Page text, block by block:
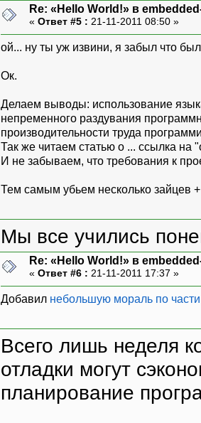
Re: «Hello World!» в
« Ответ #5 : 21-11-2011 08:50 »
ой... ну ты уж извини, я забыл что
Ок.
Делаем выводы: использование
непременного раздувания
производительности труда
Так же читаем статью о ... ссылка на
И не забываем, что требования к
Тем самым убьем несколько зайцев
Мы все учились
Re: «Hello World!» в
« Ответ #6 : 21-11-2011 17:37 »
Добавил небольшую мораль по
Всего лишь неделя
отладки могут
планирование